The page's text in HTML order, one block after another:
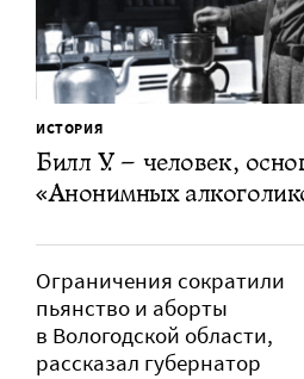
ИСТОРИЯ
Билл У. – человек,
«Анонимных
Ограничения сократили
пьянство и аборты
в Вологодской области,
рассказал губернатор